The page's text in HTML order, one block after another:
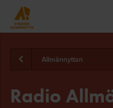
Allmännyttan
Radio